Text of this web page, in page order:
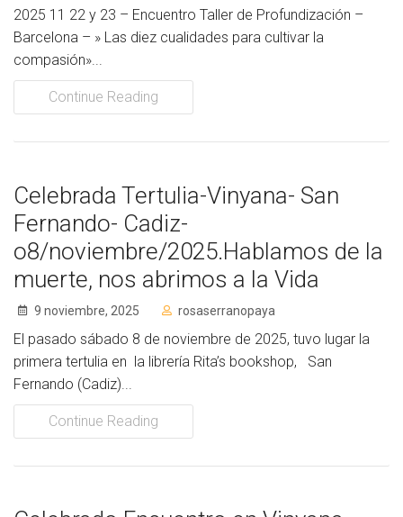
2025 11 22 y 23 – Encuentro Taller de Profundización –
Barcelona – » Las diez cualidades para cultivar la
compasión»...
Continue Reading
Celebrada Tertulia-Vinyana- San
Fernando- Cadiz-
o8/noviembre/2025.Hablamos de la
muerte, nos abrimos a la Vida
9 noviembre, 2025 rosaserranopaya
El pasado sábado 8 de noviembre de 2025, tuvo lugar la
primera tertulia en la librería Rita’s bookshop, San
Fernando (Cadiz)...
Continue Reading